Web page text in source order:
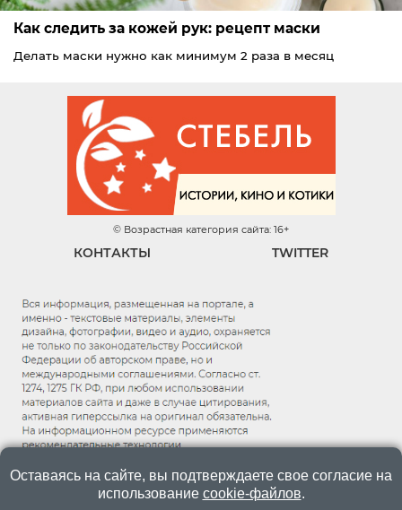
Как следить за кожей рук: рецепт маски
Делать маски нужно как минимум 2 раза в месяц
© Возрастная категория сайта: 16+
КОНТАКТЫ TWITTER
Оставаясь на сайте, вы подтверждаете свое согласие на
использование cookie-файлов.